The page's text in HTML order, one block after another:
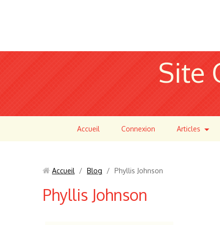
Site
Accueil Connexion Articles
Accueil / Blog / Phyllis Johnson
Phyllis Johnson